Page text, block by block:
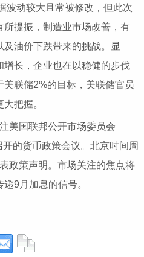
波动较大且常被修改，但此次
提振，制造业市场改善，有
油价下跌带来的挑战。显
长，企业也在以稳健的步伐
联储2%的目标，美联储官员
把握。
国联邦公开市场委员会
的货币政策会议。北京时间周
政策声明。市场关注的焦点将
9月加息的信号。